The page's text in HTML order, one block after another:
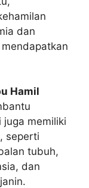
dan
Hamil
memiliki
seperti
tubuh,
dan